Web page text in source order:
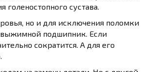
сустава.
но и для исключения поломки
выжимной подшипник. Если
сократится. А для его